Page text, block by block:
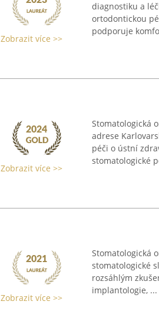
Zobrazit více >>
diagnostiku a
ortodontickou
podporuje
Zobrazit více >>
Stomatologická
adrese
péči o ústní
stomatologické
Zobrazit více >>
Stomatologická
stomatologické
rozsáhlým
implantologie, ...